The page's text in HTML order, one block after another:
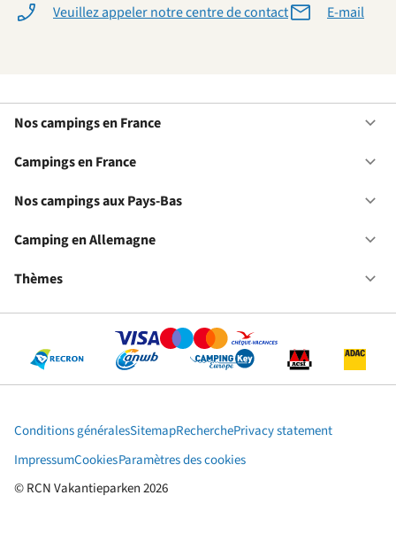
Veuillez appeler notre centre de contact E-mail
Nos campings en France
Campings en France
Nos campings aux Pays-Bas
Camping en Allemagne
Thèmes
© RCN Vakantieparken 2026
Conditions généralesSitemapRecherchePrivacy statement
ImpressumCookiesParamètres des cookies